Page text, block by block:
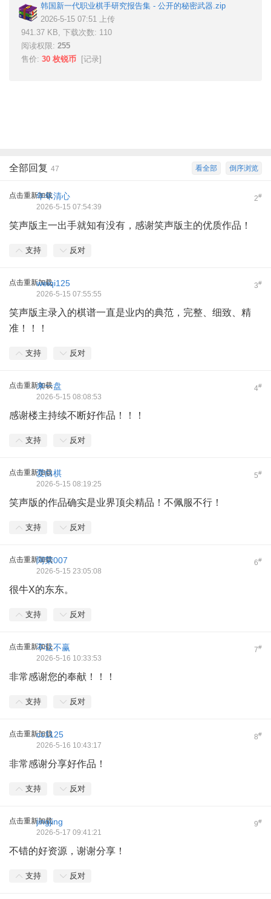
韩国新一代职业棋手研究报告集 - 公开的秘密武器.zip
2026-5-15 07:51 上传
941.37 KB, 下载次数: 110
阅读权限: 255
售价: 30 枚锐币 [记录]
倒序浏览
看全部
全部回复 47
点击重新加载 2#
年年清心
2026-5-15 07:54:39
笑声版主一出手就知有没有，感谢笑声版主的优质作品！
支持 反对
点击重新加载 3#
weiqi125
2026-5-15 07:55:55
笑声版主录入的棋谱一直是业内的典范，完整、细致、精
准！！！
支持 反对
点击重新加载 4#
来一盘
2026-5-15 08:08:53
感谢楼主持续不断好作品！！！
支持 反对
点击重新加载 5#
爱白棋
2026-5-15 08:19:25
笑声版的作品确实是业界顶尖精品！不佩服不行！
支持 反对
点击重新加载 6#
阿荣007
2026-5-15 23:05:08
很牛X的东东。
支持 反对
点击重新加载 7#
不让不赢
2026-5-16 10:33:53
非常感谢您的奉献！！！
支持 反对
点击重新加载 8#
cc1125
2026-5-16 10:43:17
非常感谢分享好作品！
支持 反对
点击重新加载 9#
jingjing
2026-5-17 09:41:21
不错的好资源，谢谢分享！
支持 反对